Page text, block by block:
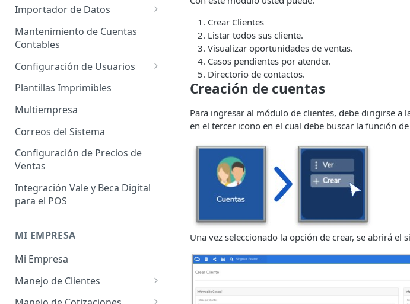
Administrador de Tablas de
Clientes
Administrador de Tablas para
Administrador de Tablas para
CRM
Administrador de Tablas para
Impuestos
Inventario
Sistema
Administrador de Tablas de
Terceros
Importador de Datos
Importador de Cuentas
Contables
Importador de Clientes
Importador de Proveedores
Importador de Productos
Importador de Activos Fijos
Importador de Lista de Precios
Importador de Ajuste de
Inventario
Importador de Prospectos
Cobrar
Importador de Cuentas por
Pagar
Importador de Órdenes de
Mantenimiento de Cuentas
Contables
Configuración de Usuarios
Permisos de Usuarios
Usuarios Invitados
Perfil de Usuario
Cómo eliminar usuarios
Plantillas Imprimibles
Multiempresa
Correos del Sistema
Configuración de Precios de
Ventas
Integración Vale y Beca Digital
para el POS
MI EMPRESA
Mi Empresa
Manejo de Clientes
Perfil del Cliente
Crear Clientes
Listar todos sus cliente.
Visualizar oportunidades de ventas.
Casos pendientes por atender.
Directorio de contactos.
Creación de cuentas
Para ingresar al módulo de clientes, debe dirigirse a
en el tercer icono en el cual debe buscar la función de
Una vez seleccionado la opción de crear, se abrirá el